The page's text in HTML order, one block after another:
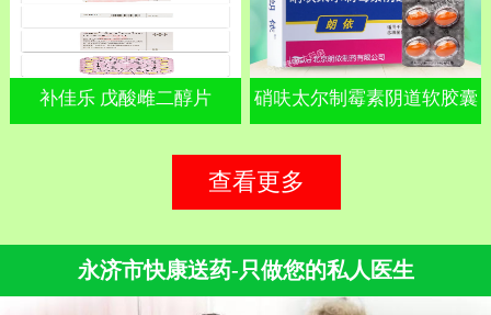
补佳乐 戊酸雌二醇片 硝呋太尔制霉素阴道软胶囊
查看更多
永济市快康送药-只做您的私人医生